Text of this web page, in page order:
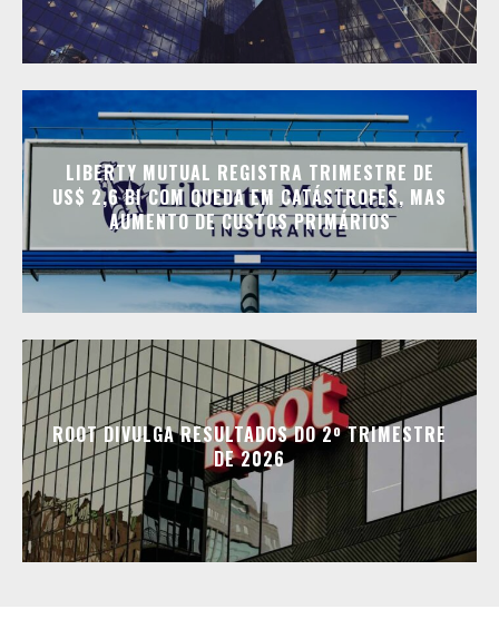
LIBERTY MUTUAL REGISTRA TRIMESTRE DE
US$ 2,6 BI COM QUEDA EM CATÁSTROFES, MAS
AUMENTO DE CUSTOS PRIMÁRIOS
ROOT DIVULGA RESULTADOS DO 2º TRIMESTRE
DE 2026